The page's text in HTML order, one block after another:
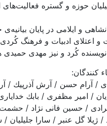
حوزه و گستره
و ايلامی در پايان
و اعتلای ادبيات و فرهنگ
نويسنده كُرد و نيز مهدی حميدی
كنندگان:
/ آرام حسن / آرش آذرپيك /
/ امیر مظفری / بابك
/ حسین فانی نژاد /
ژيلا گل عنبر / سارا